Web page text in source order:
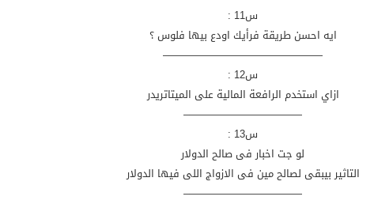
س11 :
ايه احسن طريقة فرأيك اودع بيها فلوس ؟
———————————————–
س12 :
ازاي استخدم الرافعة المالية على الميتاتريدر
———————————–
س13 :
لو جت اخبار فى صالح الدولار
التاثير بيبقى لصالح مين فى الازواج اللى فيها الدولار
———————————–